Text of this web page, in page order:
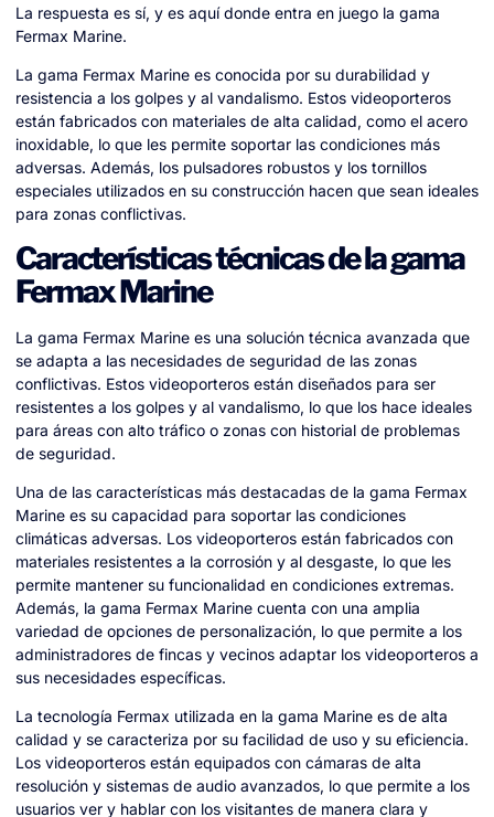
La respuesta es sí, y es aquí donde entra en juego la gama
Fermax Marine.
La gama Fermax Marine es conocida por su durabilidad y
resistencia a los golpes y al vandalismo. Estos videoporteros
están fabricados con materiales de alta calidad, como el acero
inoxidable, lo que les permite soportar las condiciones más
adversas. Además, los pulsadores robustos y los tornillos
especiales utilizados en su construcción hacen que sean ideales
para zonas conflictivas.
Características técnicas de la gama
Fermax Marine
La gama Fermax Marine es una solución técnica avanzada que
se adapta a las necesidades de seguridad de las zonas
conflictivas. Estos videoporteros están diseñados para ser
resistentes a los golpes y al vandalismo, lo que los hace ideales
para áreas con alto tráfico o zonas con historial de problemas
de seguridad.
Una de las características más destacadas de la gama Fermax
Marine es su capacidad para soportar las condiciones
climáticas adversas. Los videoporteros están fabricados con
materiales resistentes a la corrosión y al desgaste, lo que les
permite mantener su funcionalidad en condiciones extremas.
Además, la gama Fermax Marine cuenta con una amplia
variedad de opciones de personalización, lo que permite a los
administradores de fincas y vecinos adaptar los videoporteros a
sus necesidades específicas.
La tecnología Fermax utilizada en la gama Marine es de alta
calidad y se caracteriza por su facilidad de uso y su eficiencia.
Los videoporteros están equipados con cámaras de alta
resolución y sistemas de audio avanzados, lo que permite a los
usuarios ver y hablar con los visitantes de manera clara y